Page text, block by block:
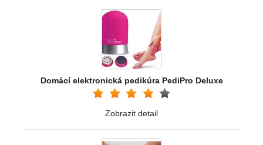
Domácí elektronická pedikúra PediPro Deluxe
Zobrazit detail